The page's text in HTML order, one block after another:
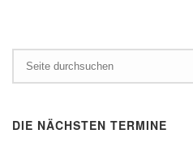
DIE NÄCHSTEN TERMINE